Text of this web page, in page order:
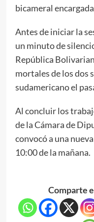
bicameral
Antes de iniciar la
un minuto de
República
mortales de los dos
sudamericano el
Al concluir los
de la Cámara de
convocó a una
10:00 de la mañana.
Comparte